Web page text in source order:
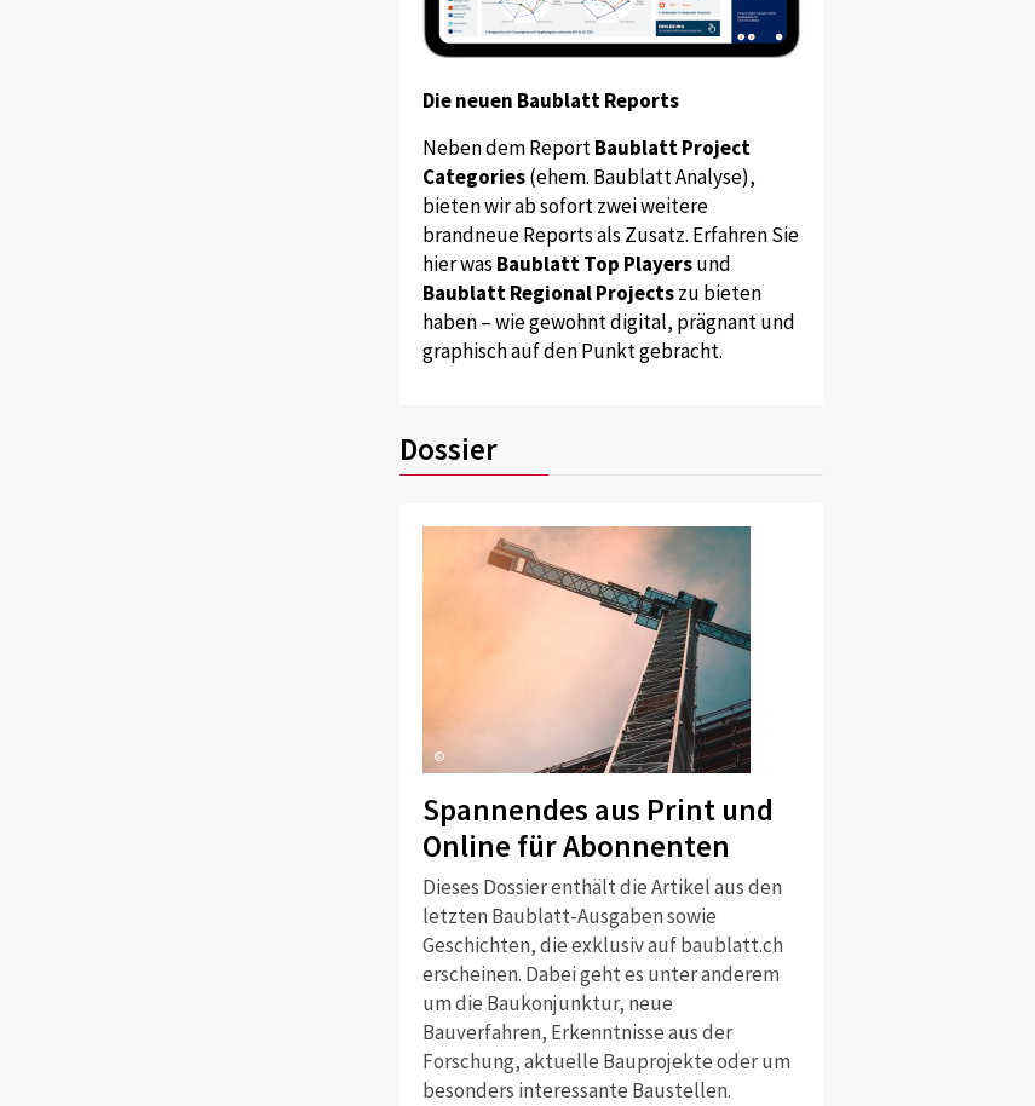
Die neuen Baublatt Reports
Neben dem ReportBaublatt Project
Categories(ehem. Baublatt Analyse),
bieten wir ab sofort zwei weitere
brandneue Reports als Zusatz. Erfahren Sie
hier was Baublatt Top Playersund
Baublatt Regional Projectszu bieten
haben – wie gewohnt digital, prägnant und
graphisch auf den Punkt gebracht.
Dossier
©
Spannendes aus Print und
Online für Abonnenten
Dieses Dossier enthält die Artikel aus den
letzten Baublatt-Ausgaben sowie
Geschichten, die exklusiv auf baublatt.ch
erscheinen. Dabei geht es unter anderem
um die Baukonjunktur, neue
Bauverfahren, Erkenntnisse aus der
Forschung, aktuelle Bauprojekte oder um
besonders interessante Baustellen.